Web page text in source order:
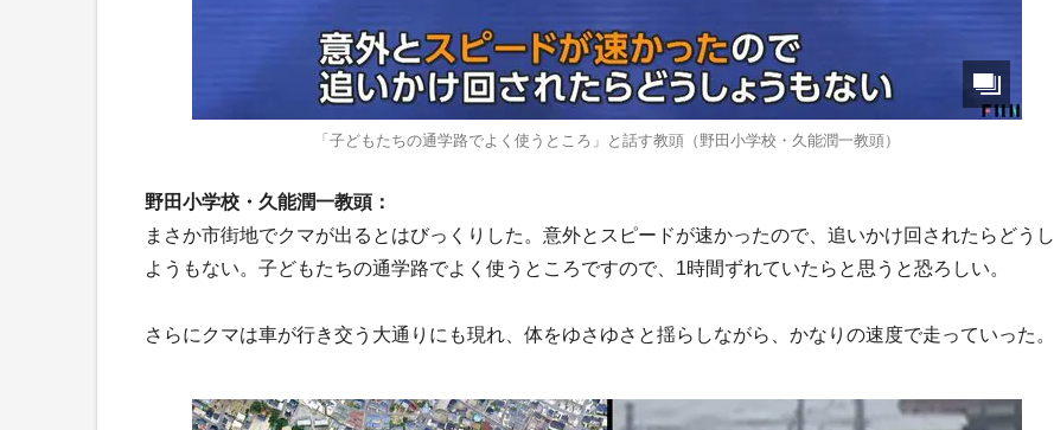
「子どもたちの通学路でよく使うところ」と話す教頭（野田小学校・久能潤一教頭）
野田小学校・久能潤一教頭：
まさか市街地でクマが出るとはびっくりした。意外とスピードが速かったので、追いかけ回されたらどうし
ようもない。子どもたちの通学路でよく使うところですので、1時間ずれていたらと思うと恐ろしい。
さらにクマは車が行き交う大通りにも現れ、体をゆさゆさと揺らしながら、かなりの速度で走っていった。